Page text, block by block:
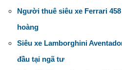
Người thuê siêu xe Ferrari
hoàng
Siêu xe Lamborghini
đầu tại ngã tư